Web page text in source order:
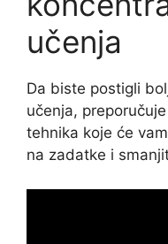
učenja
Da biste postigli
učenja,
tehnika koje će
na zadatke i